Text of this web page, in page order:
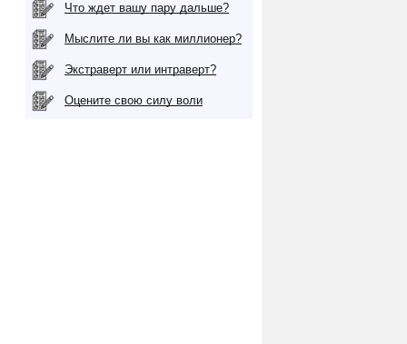
Что ждет вашу пару дальше?
Мыслите ли вы как миллионер?
Экстраверт или интраверт?
Оцените свою силу воли